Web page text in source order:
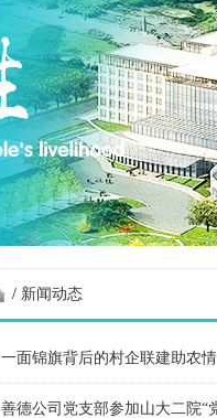
/ 新闻动态
一面锦旗背后的村企联建助农情
善德公司党支部参加山大二院“